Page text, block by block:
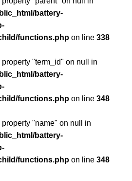
battery-
functions.php on line 338
property "term_id" on null in
battery-
functions.php on line 348
property "name" on null in
battery-
functions.php on line 348